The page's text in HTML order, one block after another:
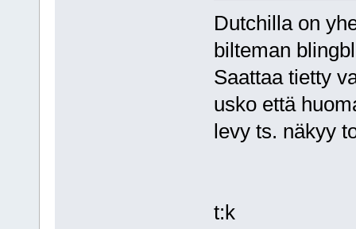
Dutchilla on
bilteman
Saattaa tietty
usko että
levy ts. näkyy
t:k